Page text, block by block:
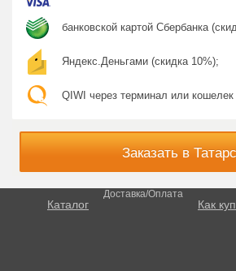
банковской картой Сбербанка
Яндекс.Деньгами (скидка 10%);
QIWI через терминал или кошелек
Заказать в
Каталог
Доставка/Оплата
Как